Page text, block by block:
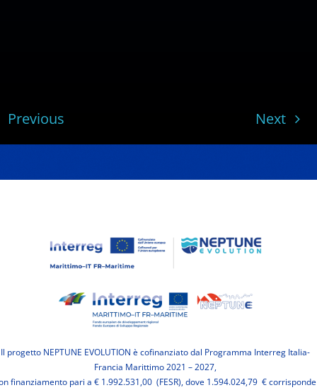
Previous Next
Il progetto NEPTUNE EVOLUTION è cofinanziato dal Programma Interreg Italia-
Francia Marittimo 2021 – 2027,
finanziamento pari a € 1.992.531,00 (FESR), dove 1.594.024,79 € corrisponde